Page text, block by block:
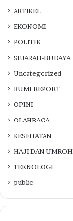
ARTIKEL
EKONOMI
POLITIK
SEJARAH-BUDAYA
Uncategorized
BUMI REPORT
OPINI
OLAHRAGA
KESEHATAN
HAJI DAN UMROH
TEKNOLOGI
public